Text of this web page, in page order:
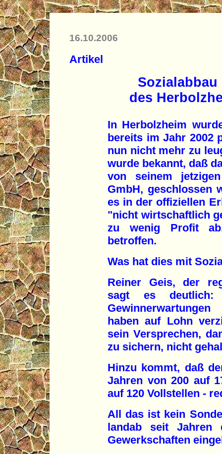
16.10.2006
Artikel
des
In Herbolzheim
bereits im Jahr 2002
nun nicht mehr zu
wurde bekannt, daß
von seinem
GmbH, geschlossen
es in der offiziellen
"nicht wirtschaftlich
zu wenig Profit
betroffen.
Was hat dies mit
Reiner Geis, der
sagt es
haben auf Lohn
sein Versprechen,
zu sichern, nicht
Hinzu kommt, daß
Jahren von 200 auf
auf 120 Vollstellen -
All das ist kein
landab seit
Gewerkschaften